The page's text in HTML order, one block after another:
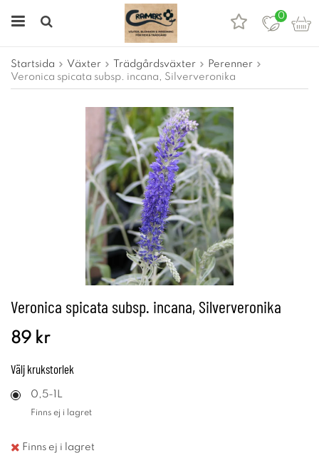
0
Startsida Växter Trädgårdsväxter
Perenner
Veronica spicata subsp. incana, Silververonika
Veronica spicata subsp. incana, Silververonika
89 kr
Välj krukstorlek
0,5-1L
Finns ej i lagret
Finns ej i lagret